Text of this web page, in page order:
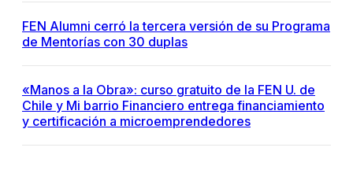
FEN Alumni cerró la tercera versión de su Programa
de Mentorías con 30 duplas
«Manos a la Obra»: curso gratuito de la FEN U. de
Chile y Mi barrio Financiero entrega financiamiento
y certificación a microemprendedores